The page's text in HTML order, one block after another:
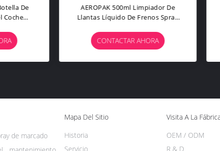
500 Ml Aerosoles Para
Brillo Para Ruedas De
Spray Negro
Brillante Relleno
CONTACTAR AHORA
Aeropak 500ml Botella De
Alquitrán Para
La Carrocería Y El Lavado
De Automóviles
CONTACTAR AHORA
de marcado
Mapa Del Sitio
Historia
Servicio
Visita A La
OEM / ODM
R & D